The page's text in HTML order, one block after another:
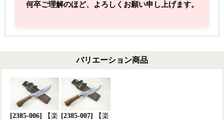
何卒ご理解のほど、よろしくお願い申し上げます。
バリエーション商品
[2385-006]
【楽 [2385-007]
【楽